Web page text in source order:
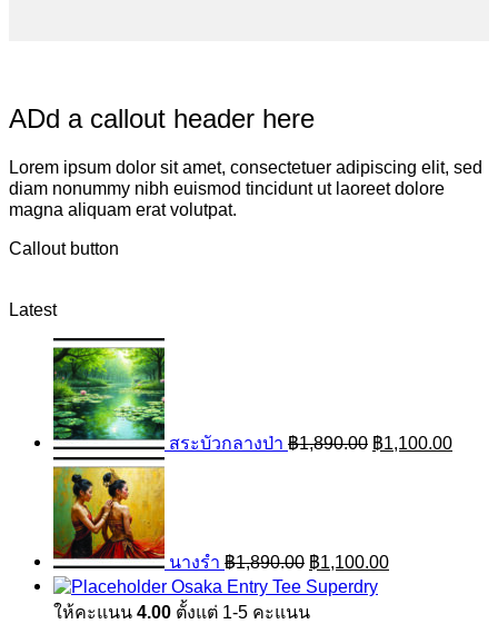
ADd a callout header here
Lorem ipsum dolor sit amet, consectetuer adipiscing elit, sed
diam nonummy nibh euismod tincidunt ut laoreet dolore
magna aliquam erat volutpat.
Callout button
Latest
สระบัวกลางป่า ฿1,890.00 ฿1,100.00
นางรำ ฿1,890.00 ฿1,100.00
Osaka Entry Tee Superdry
ให้คะแนน 4.00 ตั้งแต่ 1-5 คะแนน